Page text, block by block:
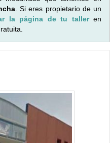
. Si eres propietario de un
la página de tu taller en